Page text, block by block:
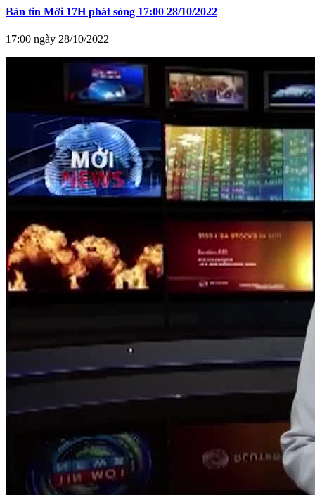
Bản tin Mới 17H phát sóng 17:00 28/10/2022
17:00 ngày 28/10/2022